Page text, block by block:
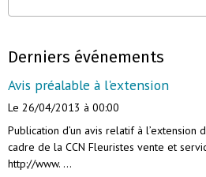
Derniers événements
Avis préalable à l'extension
Le 26/04/2013 à 00:00
Publication d’un avis relatif à l’extension
cadre de la CCN Fleuristes vente et
http://www. ...